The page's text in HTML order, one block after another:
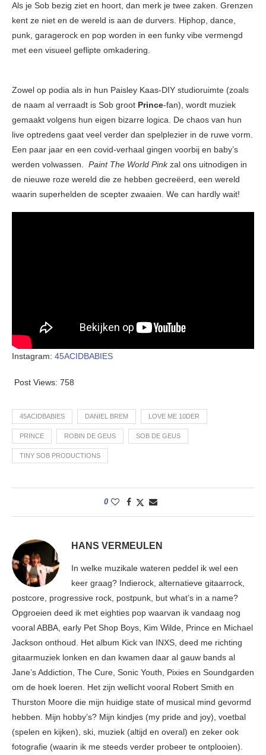
Als je Sob bezig ziet en hoort, dan merk je twee zaken. Grenzen
kent ze niet en de wereld is aan de durvers. Hiphop, dance,
punk, garagerock en pop worden in een funky vibe vermengd
met een visueel geflipte omkadering.
Zowel op podia als in hun Paisley Kaas-DIY studioruimte (zoals
de naam al verraadt is Sob groot Prince-fan), wordt muziek
gemaakt volgens hun eigen bizarre logica. De chaos van hun
live optredens gaat veel verder dan spelplezier in de ruwe vorm.
Een paar jaar en een covid-verhaal gingen voorbij en baby’s
werden volwassen. Paint The World Pinkzal ons uitnodigen in
de nieuwe roze wereld die ze hebben gecreëerd, een wereld
waarin superhelden de scepter zwaaien. We can hardly wait!
Instagram: 45ACIDBABIES
Post Views: 758
45ACIDBABIES DANIEL BREM LOVE ME 10DER
PRINCE ROBIN DE GEUS SOB DE GEUS
TINY SOB PRODUCTIONS
0
HANS VERMEULEN
In welke muzikale wateren peddel ik wel een
keer graag? Indierock, alternatieve gitaarrock,
postcore, progressive rock, postpunk, but what’s in a name?
Opgroeien deed ik met eighties pop waarvan ik vandaag nog
vooral ABBA, early Pet Shop Boys, Kim Wilde, Prince en Michael
Jackson onthoud. Het album Kick van INXS, deed me richting
gitaarmuziek lonken en dan kwamen daar al gauw bands al
Jane’s Addiction, The Cure, Sonic Youth, Pixies en Soundgarden
om de hoek loeren. Het zijn wellicht vooral Robert Smith en
Thurston Moore die mijn huidige state of musical mind gevormd
hebben. Mijn hobby’s? Mijn kindjes (my pride and joy), voetbal
(spelen en kijken), ski, muziek (altijd en overal) en zeker ook
fotografie (waarin ik me steeds verder probeer te ontplooien).